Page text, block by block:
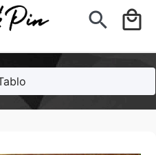
search local_mall